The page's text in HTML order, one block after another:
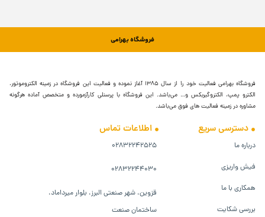
فروشگاه بهرامی
فروشگاه بهرامی فعالیت خود را از سال ۱۳۸۵ آغاز نموده و فعالیت این فروشگاه در زمینه الکتروموتور،
الکترو پمپ، الکتروگیربکس و… می‌باشد. این فروشگاه با پرسنلی کارآزمورده و متخصص آماده هرگونه
مشاوره در زمینه فعالیت های فوق می‌باشد.
دسترسی سریع
درباره ما
فیش واریزی
همکاری با ما
بررسی شکایت
اطلاعات تماس
۰۲۸۳۲۲۴۲۵۲۵
۰۲۸۳۲۲۴۴۰۳۰
قزوین، شهر صنعتی البرز، بلوار میرداماد،
ساختمان صنعت